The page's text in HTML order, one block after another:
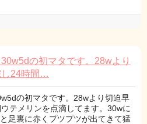
の初マタです。28wより
し24時間…
の初マタです。28wより切迫早
テメリンを点滴してます。30wに
足裏に赤くプツプツが出てきて猛